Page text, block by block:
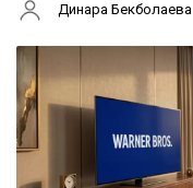
Динара Бекболаева